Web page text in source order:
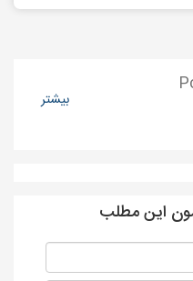
بیشتر
این مطلب